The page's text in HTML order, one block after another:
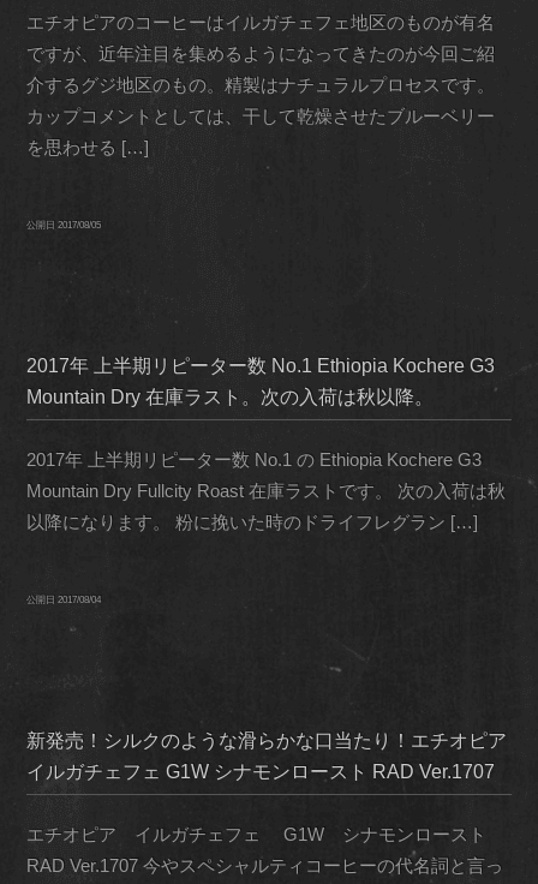
エチオピアのコーヒーはイルガチェフェ地区のものが有名
ですが、近年注目を集めるようになってきたのが今回ご紹
介するグジ地区のもの。精製はナチュラルプロセスです。
カップコメントとしては、干して乾燥させたブルーベリー
を思わせる […]
公開日2017/08/05
2017年 上半期リピーター数 No.1 Ethiopia Kochere G3
Mountain Dry 在庫ラスト。次の入荷は秋以降。
2017年 上半期リピーター数 No.1 の Ethiopia Kochere G3
Mountain Dry Fullcity Roast 在庫ラストです。 次の入荷は秋
以降になります。 粉に挽いた時のドライフレグラン […]
公開日2017/08/04
新発売！シルクのような滑らかな口当たり！エチオピア
イルガチェフェ G1W シナモンロースト RAD Ver.1707
エチオピア イルガチェフェ G1W シナモンロースト
RAD Ver.1707 今やスペシャルティコーヒーの代名詞と言っ